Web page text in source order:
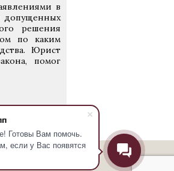
Готовы Вам помочь.
если у Вас появятся
в
допущенных
решения
по каким
Юрист
помог